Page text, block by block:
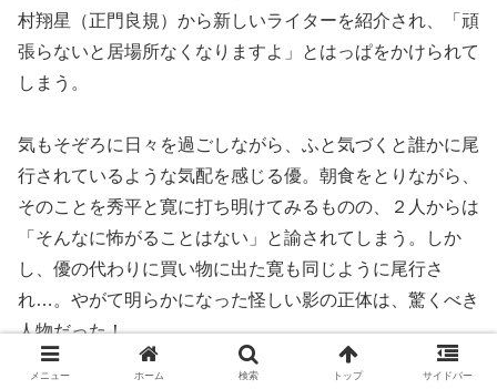
村翔星（正門良規）から新しいライターを紹介され、「頑
張らないと居場所なくなりますよ」とはっぱをかけられて
しまう。
気もそぞろに日々を過ごしながら、ふと気づくと誰かに尾
行されているような気配を感じる優。朝食をとりながら、
そのことを秀平と寛に打ち明けてみるものの、２人からは
「そんなに怖がることはない」と諭されてしまう。しか
し、優の代わりに買い物に出た寛も同じように尾行さ
れ…。やがて明らかになった怪しい影の正体は、驚くべき
人物だった！
メニュー ホーム 検索 トップ サイドバー